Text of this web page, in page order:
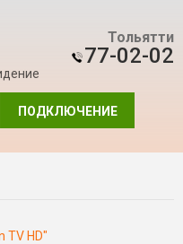
Тольятти
77-02-02
ПОДКЛЮЧЕНИЕ
TV HD"